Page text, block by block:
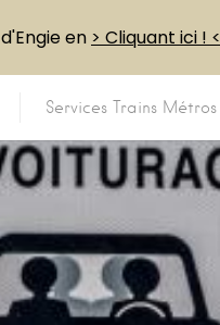
Services Trains Métros
d'Engie en > Cliquant ici ! <